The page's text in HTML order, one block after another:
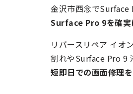
金沢市西念でSurface
Surface Pro 9を確実
リバースリペア イオ
割れやSurface Pro 9
短即日での画面修理